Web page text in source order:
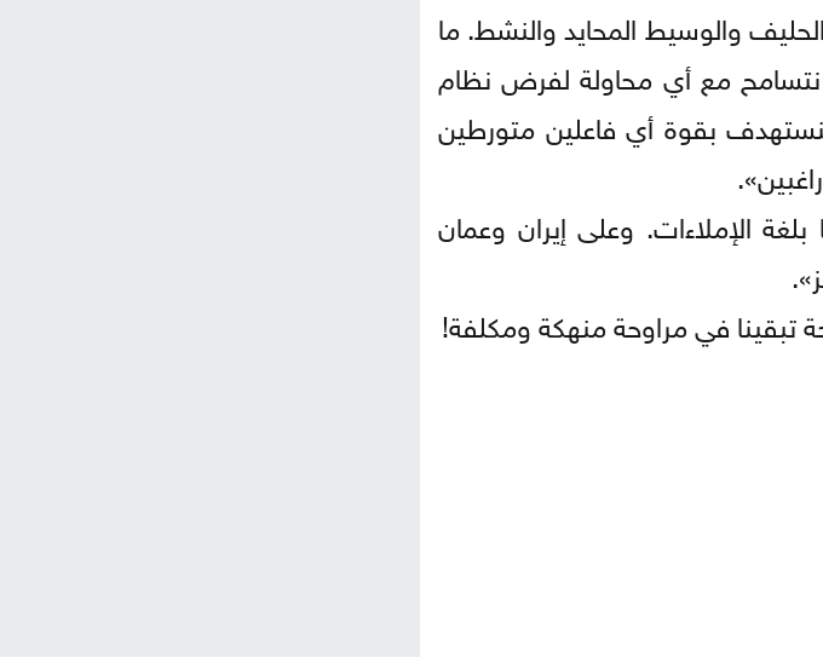
والوسيط المحايد والنشط. ما
نتسامح مع أي محاولة لفرض نظام
بقوة أي فاعلين متورطين
الإملاءات. وعلى إيران وعمان
تبقينا في مراوحة منهكة ومكلفة!